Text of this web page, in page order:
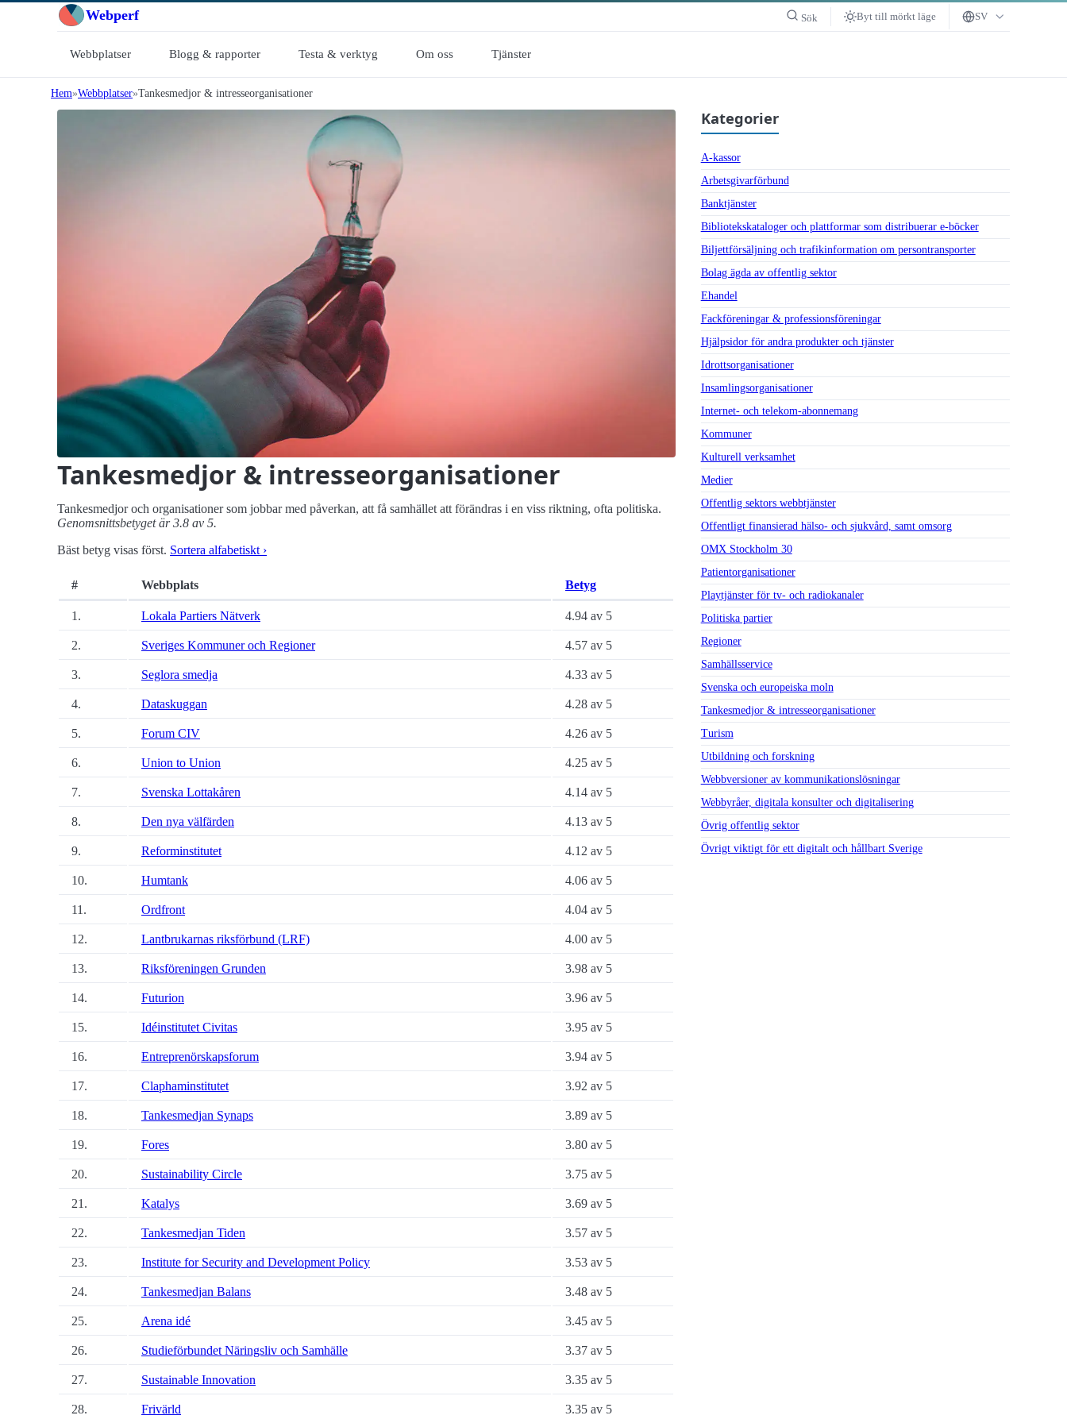
Webperf Sök Byt till mörkt läge SV
Webbplatser Blogg & rapporter Testa & verktyg Om oss Tjänster
Hem Webbplatser Tankesmedjor & intresseorganisationer
Tankesmedjor & intresseorganisationer
Tankesmedjor och organisationer som jobbar med påverkan, att få samhället att förändras i en viss riktning, ofta politiska.
Genomsnittsbetyget är 3.8 av 5.
Bäst betyg visas först. Sortera alfabetiskt ›
# Webbplats Betyg
1. Lokala Partiers Nätverk 4.94 av 5
2. Sveriges Kommuner och Regioner 4.57 av 5
3. Seglora smedja 4.33 av 5
4. Dataskuggan 4.28 av 5
5. Forum CIV 4.26 av 5
6. Union to Union 4.25 av 5
7. Svenska Lottakåren 4.14 av 5
8. Den nya välfärden 4.13 av 5
9. Reforminstitutet 4.12 av 5
10. Humtank 4.06 av 5
11. Ordfront 4.04 av 5
12. Lantbrukarnas riksförbund (LRF) 4.00 av 5
13. Riksföreningen Grunden 3.98 av 5
14. Futurion 3.96 av 5
15. Idéinstitutet Civitas 3.95 av 5
16. Entreprenörskapsforum 3.94 av 5
17. Claphaminstitutet 3.92 av 5
18. Tankesmedjan Synaps 3.89 av 5
19. Fores 3.80 av 5
20. Sustainability Circle 3.75 av 5
21. Katalys 3.69 av 5
22. Tankesmedjan Tiden 3.57 av 5
23. Institute for Security and Development Policy 3.53 av 5
24. Tankesmedjan Balans 3.48 av 5
25. Arena idé 3.45 av 5
26. Studieförbundet Näringsliv och Samhälle 3.37 av 5
27. Sustainable Innovation 3.35 av 5
28. Frivärld 3.35 av 5
Kategorier
A-kassor
Arbetsgivarförbund
Banktjänster
Bibliotekskataloger och plattformar som distribuerar e-böcker
Biljettförsäljning och trafikinformation om persontransporter
Bolag ägda av offentlig sektor
Ehandel
Fack­föreningar & professions­föreningar
Hjälpsidor för andra produkter och tjänster
Idrottsorganisationer
Insamlings­organisationer
Internet- och telekom-abonnemang
Kommuner
Kulturell verksamhet
Medier
Offentlig sektors webbtjänster
Offentligt finansierad hälso- och sjukvård, samt omsorg
OMX Stockholm 30
Patient­organisationer
Playtjänster för tv- och radiokanaler
Politiska partier
Regioner
Samhälls­service
Svenska och europeiska moln
Tankesmedjor & intresseorganisationer
Turism
Utbildning och forskning
Webbversioner av kommunikationslösningar
Webbyråer, digitala konsulter och digitalisering
Övrig offentlig sektor
Övrigt viktigt för ett digitalt och hållbart Sverige